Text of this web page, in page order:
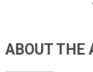
ABOUT THE